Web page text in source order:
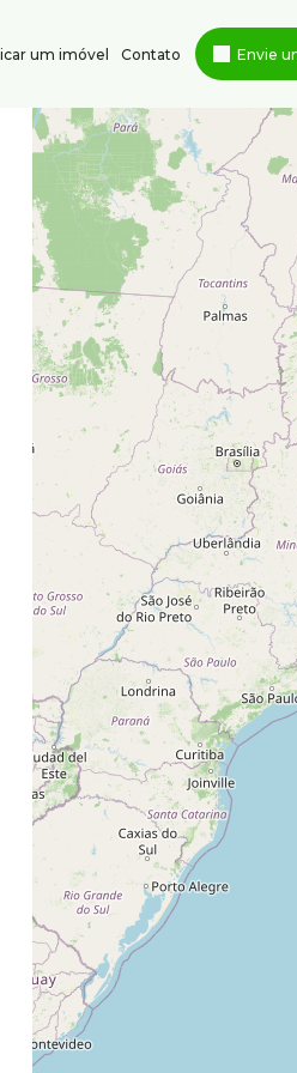
Envie
Contato
um imóvel
Minas Gerais , Brasil
Minas Gerais,
Belo Horizonte Minas Gerais
(31) 95347-
18h